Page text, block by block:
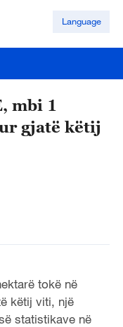
Language
mbi 1
gjatë këtij
tokë në
këtij viti, një
statistikave në